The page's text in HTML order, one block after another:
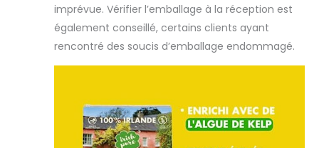
imprévue. Vérifier l’emballage à la réception est
également conseillé, certains clients ayant
rencontré des soucis d’emballage endommagé.